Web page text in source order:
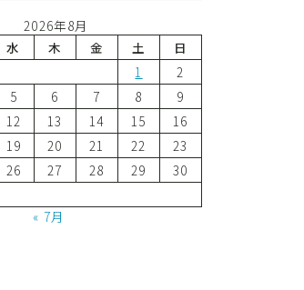
2026年8月
水 木 金 土
日
1
2
5 6 7 8
9
12 13 14 15
16
19 20 21 22
23
26 27 28 29
30
« 7月